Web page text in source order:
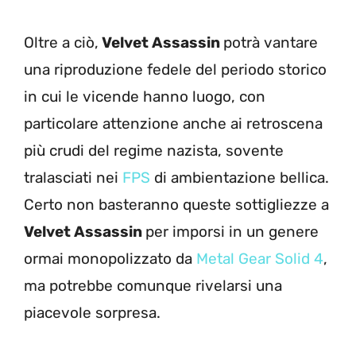
Oltre a ciò, Velvet Assassin potrà vantare
una riproduzione fedele del periodo storico
in cui le vicende hanno luogo, con
particolare attenzione anche ai retroscena
più crudi del regime nazista, sovente
tralasciati nei FPS di ambientazione bellica.
Certo non basteranno queste sottigliezze a
Velvet Assassin per imporsi in un genere
ormai monopolizzato da Metal Gear Solid 4,
ma potrebbe comunque rivelarsi una
piacevole sorpresa.